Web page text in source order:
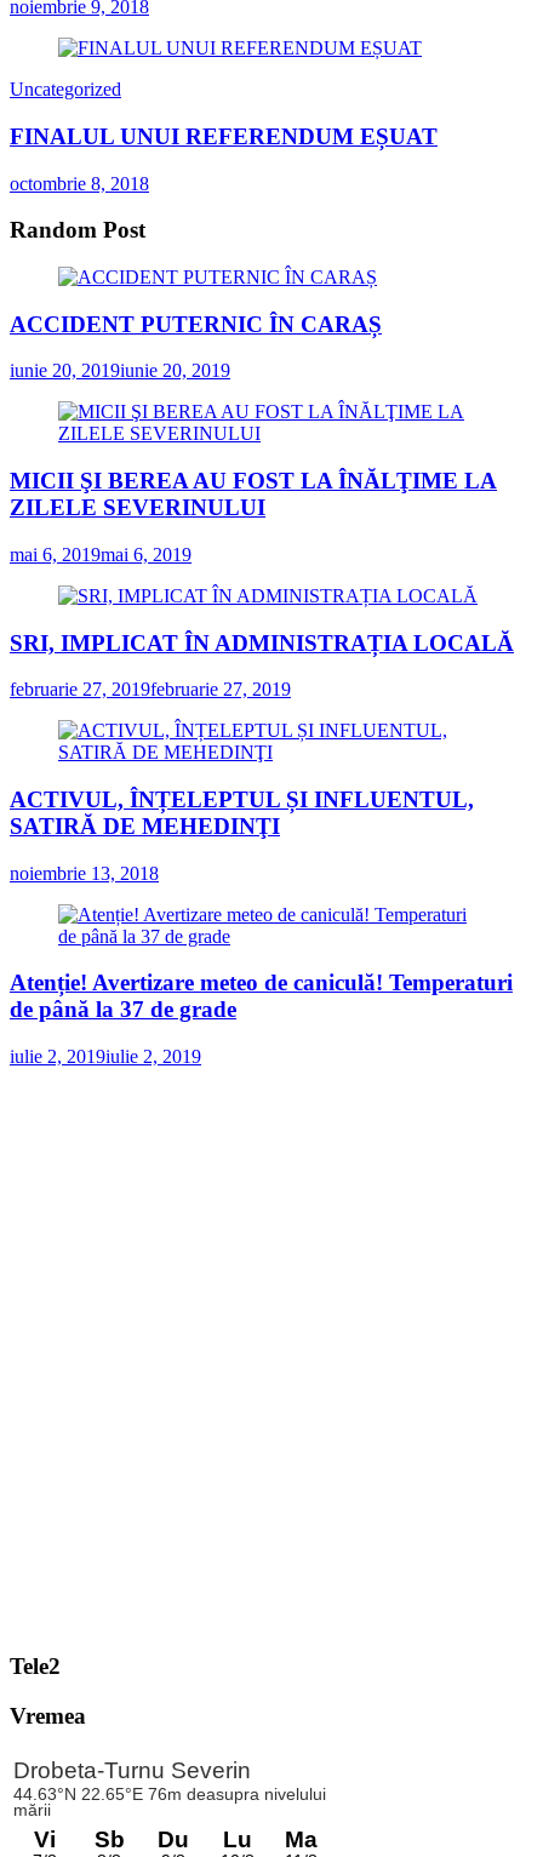
noiembrie 9, 2018
Uncategorized
FINALUL UNUI REFERENDUM EȘUAT
octombrie 8, 2018
Random Post
ACCIDENT PUTERNIC ÎN CARAȘ
iunie 20, 2019iunie 20, 2019
MICII ŞI BEREA AU FOST LA ÎNĂLŢIME LA
ZILELE SEVERINULUI
mai 6, 2019mai 6, 2019
SRI, IMPLICAT ÎN ADMINISTRAȚIA LOCALĂ
februarie 27, 2019februarie 27, 2019
ACTIVUL, ÎNȚELEPTUL ȘI INFLUENTUL,
SATIRĂ DE MEHEDINŢI
noiembrie 13, 2018
Atenție! Avertizare meteo de caniculă! Temperaturi
de până la 37 de grade
iulie 2, 2019iulie 2, 2019
Tele2
Vremea